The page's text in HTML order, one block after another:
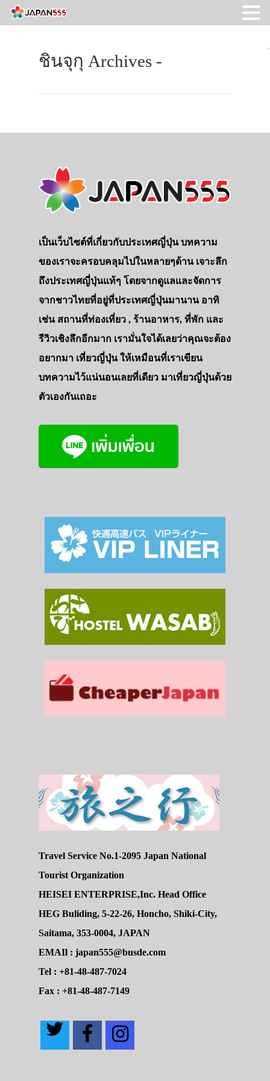
ชินจุกุ Archives -
เป็นเว็บไซต์ที่เกี่ยวกับประเทศญี่ปุ่น บทความ
ของเราจะครอบคลุมไปในหลายๆด้าน เจาะลึก
ถึงประเทศญี่ปุ่นแท้ๆ โดยจากดูแลและจัดการ
จากชาวไทยที่อยู่ที่ประเทศญี่ปุ่นมานาน อาทิ
เช่น สถานที่ท่องเที่ยว , ร้านอาหาร, ที่พัก และ
รีวิวเชิงลึกอีกมาก เรามั่นใจได้เลยว่าคุณจะต้อง
อยากมา เที่ยวญี่ปุ่น ให้เหมือนที่เราเขียน
บทความไว้แน่นอนเลยที่เดียว มาเที่ยวญี่ปุ่นด้วย
ตัวเองกันเถอะ
Travel Service No.1-2095 Japan National
Tourist Organization
HEISEI ENTERPRISE,Inc. Head Office
HEG Buliding, 5-22-26, Honcho, Shiki-City,
Saitama, 353-0004, JAPAN
EMAIl : japan555@busde.com
Tel : +81-48-487-7024
Fax : +81-48-487-7149
รถบัส
เดินทาง
ทัวร์
สาระน่ารู้
VIDEO